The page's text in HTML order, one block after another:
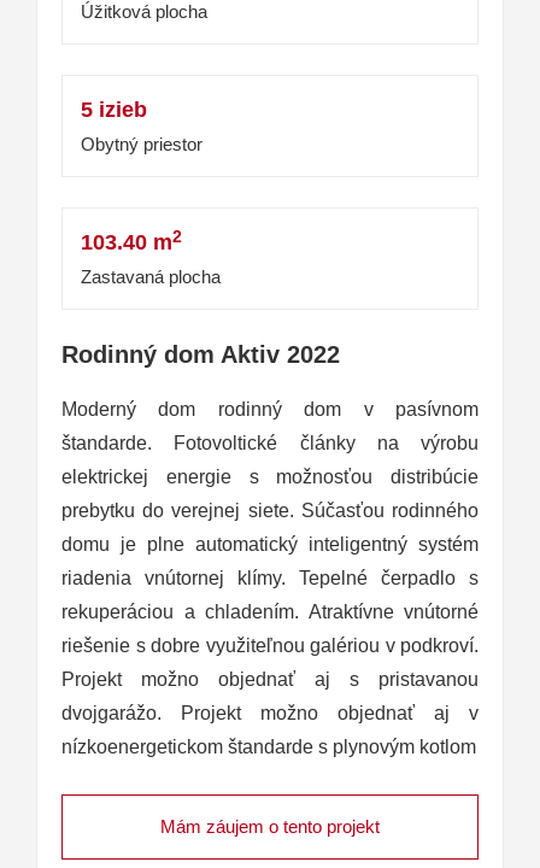
Úžitková plocha
5 izieb
Obytný priestor
103.40 m2
Zastavaná plocha
Rodinný dom Aktiv 2022
Moderný dom rodinný dom v pasívnom
štandarde. Fotovoltické články na výrobu
elektrickej energie s možnosťou distribúcie
prebytku do verejnej siete. Súčasťou rodinného
domu je plne automatický inteligentný systém
riadenia vnútornej klímy. Tepelné čerpadlo s
rekuperáciou a chladením. Atraktívne vnútorné
riešenie s dobre využiteľnou galériou v podkroví.
Projekt možno objednať aj s pristavanou
dvojgarážo. Projekt možno objednať aj v
nízkoenergetickom štandarde s plynovým kotlom
Mám záujem o tento projekt